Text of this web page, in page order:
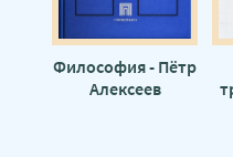
Философия - Пётр
Алексеев